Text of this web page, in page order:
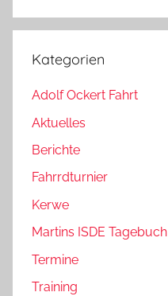
Kategorien
Adolf Ockert Fahrt
Aktuelles
Berichte
Fahrrdturnier
Kerwe
Martins ISDE Tagebuch
Termine
Training